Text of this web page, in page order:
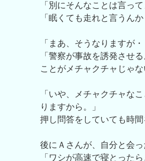
「別にそんなことは言っ
「眠くても走れと言うんか
「まあ、そうなりますが
「警察が事故を誘発させ
ことがメチャクチャじゃな
「いや、メチャクチャな
りますから。」
押し問答をしていても時
後にＡさんが、自分と会
「ワシが高速で寝とった